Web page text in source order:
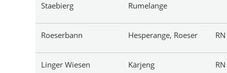
Staebierg
Rumelange
Roeserbann Hesperange, Roeser RN
Linger Wiesen Kärjeng RN